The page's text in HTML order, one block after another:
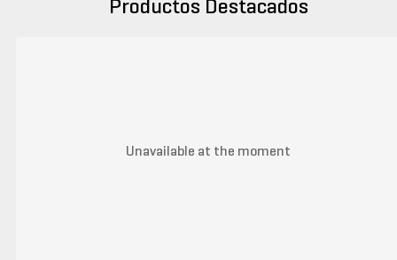
Productos Destacados
Unavailable at the moment